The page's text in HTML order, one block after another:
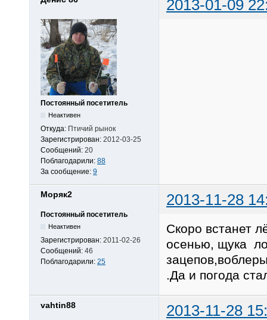
2013-01-09
Постоянный посетитель
Неактивен
Откуда: Птичий рынок
Зарегистрирован: 2012-03-25
Сообщений: 20
Поблагодарили: 88
За сообщение: 9
Моряк2 2013-11-28
Постоянный посетитель
Неактивен
Зарегистрирован: 2011-02-26
Сообщений: 46
Поблагодарили: 25
Скоро встанет
осенью, щука
.Да и погода
vahtin88
2013-11-28